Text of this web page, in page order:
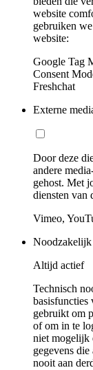
website
gebruiken
website:
Google Tag
Consent
Freshchat
Externe
Door deze
andere
gehost. Met
diensten van
Vimeo,
Noodzakelijk
Altijd actief
Technisch
basisfuncties
gebruikt om
of om in te
niet mogelijk
gegevens
nooit aan